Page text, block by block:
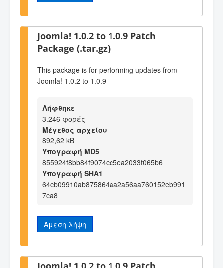
Joomla! 1.0.2 to 1.0.9 Patch
Package (.tar.gz)
This package is for performing updates from
Joomla! 1.0.2 to 1.0.9
Λήφθηκε
3.246 φορές
Μέγεθος αρχείου
892,62 kB
Υπογραφή MD5
855924f8bb84f9074cc5ea2033f065b6
Υπογραφή SHA1
64cb09910ab875864aa2a56aa760152eb991
7ca8
Άμεση λήψη
Joomla! 1.0.2 to 1.0.9 Patch